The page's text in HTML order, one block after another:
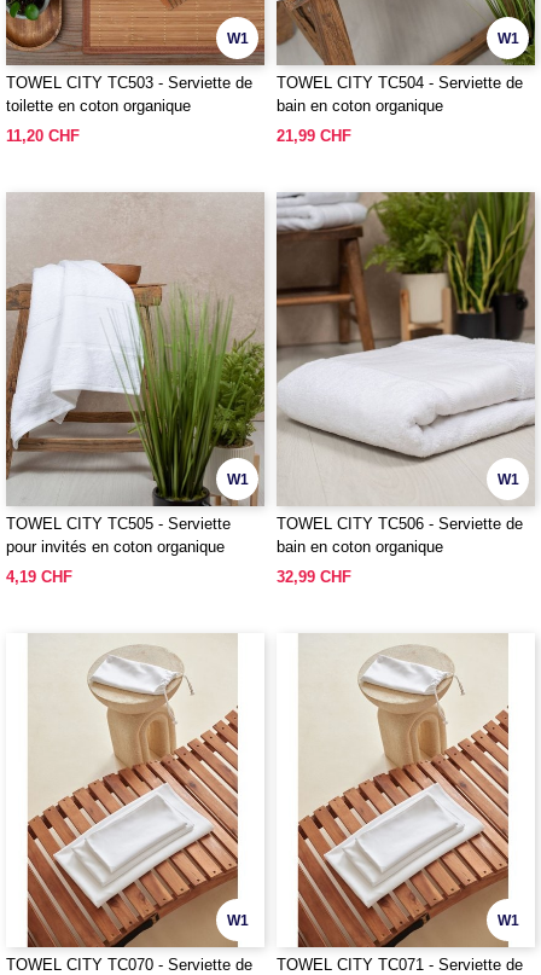
W1
TOWEL CITY TC503 - Serviette de
toilette en coton organique
11,20 CHF
W1
TOWEL CITY TC504 - Serviette de
bain en coton organique
21,99 CHF
W1
TOWEL CITY TC505 - Serviette
pour invités en coton organique
4,19 CHF
W1
TOWEL CITY TC506 - Serviette de
bain en coton organique
32,99 CHF
W1
TOWEL CITY TC070 - Serviette de
W1
TOWEL CITY TC071 - Serviette de